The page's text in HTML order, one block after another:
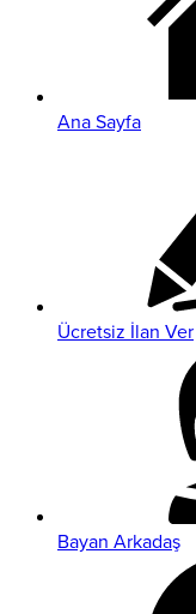
Ana Sayfa
Ücretsiz İlan Ver
Bayan Arkadaş